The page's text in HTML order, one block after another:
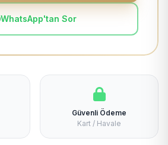
WhatsApp'tan Sor
Güvenli Ödeme
Kart / Havale